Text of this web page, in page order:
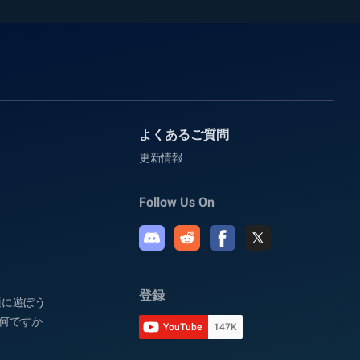
遊ぼう
ですか
よくあるご質問
更新情報
Follow Us On
登録
YouTube 147K